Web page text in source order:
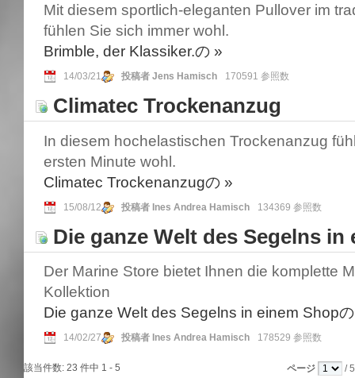
Mit diesem sportlich-eleganten Pullover im
fühlen Sie sich immer wohl.
Brimble, der Klassiker.の »
14/03/21 投稿者 Jens Hamisch 170591 参照数
Climatec Trockenanzug
In diesem hochelastischen Trockenanzug
ersten Minute wohl.
Climatec Trockenanzugの »
15/08/12 投稿者 Ines Andrea Hamisch 134369 参照数
Die ganze Welt des Segelns in
Der Marine Store bietet Ihnen die komplette
Kollektion
Die ganze Welt des Segelns in einem Shopの
14/02/27 投稿者 Ines Andrea Hamisch 178529 参照数
該当件数: 23 件中 1 - 5 ページ / 5